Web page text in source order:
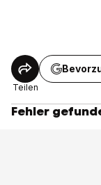
Teilen
Fehler